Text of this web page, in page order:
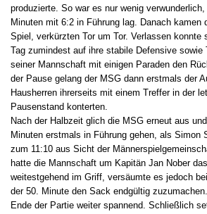
produzierte. So war es nur wenig
Minuten mit 6:2 in Führung lag. Danach kamen
Spiel, verkürzten Tor um Tor. Verlassen konnte
Tag zumindest auf ihre stabile Defensive sowie
seiner Mannschaft mit einigen Paraden den
der Pause gelang der MSG dann erstmals der
Hausherren ihrerseits mit einem Treffer in der
Pausenstand konterten.
Nach der Halbzeit glich die MSG erneut aus
Minuten erstmals in Führung gehen, als Simon
zum 11:10 aus Sicht der
hatte die Mannschaft um Kapitän Jan Nober
weitestgehend im Griff, versäumte es jedoch
der 50. Minute den Sack endgültig
Ende der Partie weiter spannend. Schließlich